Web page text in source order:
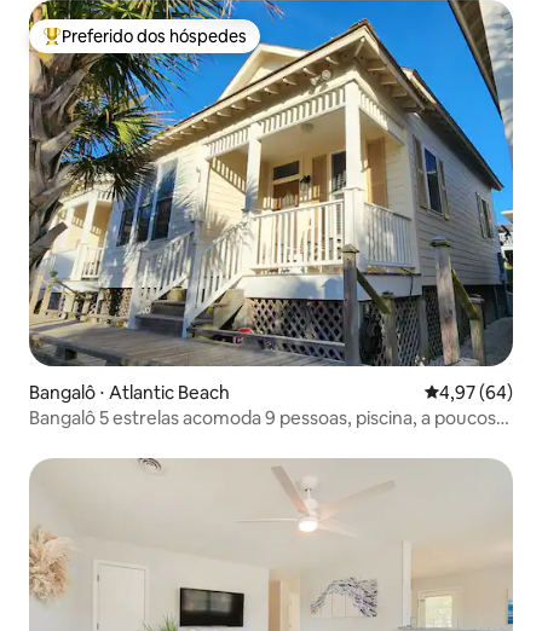
Entre os melhores preferidos dos hóspedes
Preferido dos hóspedes
Bangalô ⋅ Atlantic Beach 4,97 de uma
4,97 (64)
Bangalô 5 estrelas acomoda 9 pessoas, piscina, a poucos